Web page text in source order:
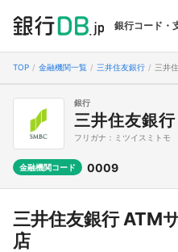
銀行コード・
TOP 金融機関一覧 三井住友銀行 三井
銀行
三井住友銀行
フリガナ：ミツイスミトモ
金融機関コード 0009
三井住友銀行 ATM
店